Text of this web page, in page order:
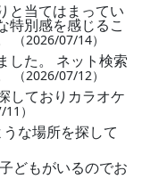
と当てはまってい
特別感を感じるこ
（2026/07/14）
した。 ネット検索
（2026/07/12）
しておりカラオケ
）
な場所を探して
どもがいるのでお